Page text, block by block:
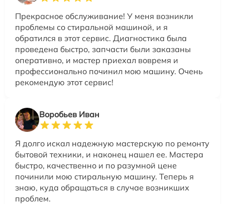
Прекрасное обслуживание! У меня возникли
проблемы со стиральной машиной, и я
обратился в этот сервис. Диагностика была
проведена быстро, запчасти были заказаны
оперативно, и мастер приехал вовремя и
профессионально починил мою машину. Очень
рекомендую этот сервис!
Воробьев Иван
Я долго искал надежную мастерскую по ремонту
бытовой техники, и наконец нашел ее. Мастера
быстро, качественно и по разумной цене
починили мою стиральную машину. Теперь я
знаю, куда обращаться в случае возникших
проблем.